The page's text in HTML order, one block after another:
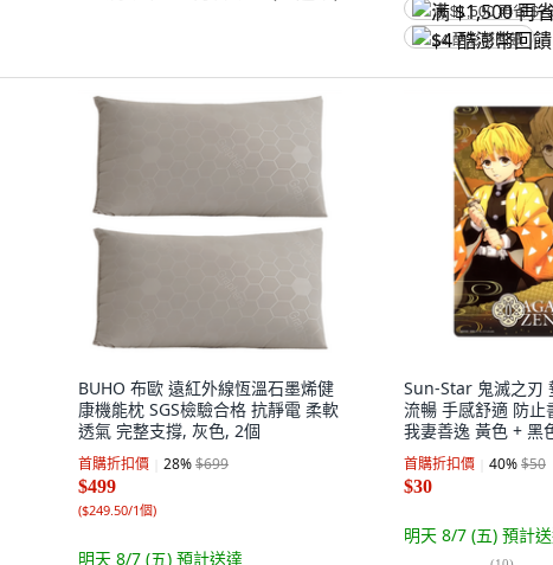
满 $1,500 再省
$4 酷澎幣回饋
BUHO 布歐 遠紅外線恆溫石墨烯健
康機能枕 SGS檢驗合格 抗靜電 柔軟
透氣 完整支撐, 灰色, 2個
首購折扣價 28%$699
$499
($249.50/1個)
明天 8/7 (五) 預計送達
Sun-Star 鬼滅之刃
流暢 手感舒適 防止
我妻善逸 黃色 + 黑
首購折扣價 40%$50
$30
明天 8/7 (五) 預計